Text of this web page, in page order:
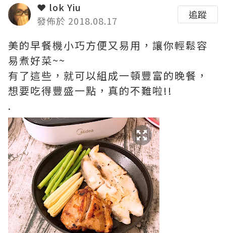
❤ lok Yiu
發佈於 2018.08.17
追蹤
美的早餐機小巧方便又易用，讓你輕鬆容
易煮好菜~~
有了這些，就可以組成一頓豐富的晚餐，
想要吃得豐盛一點，真的不難啦!!
.